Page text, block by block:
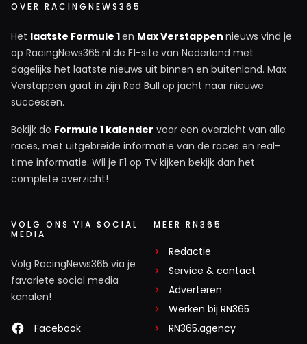
OVER RACINGNEWS365
Het laatste Formule 1en Max Verstappen nieuws vind je
op RacingNews365.nl de F1-site van Nederland met
dagelijks het laatste nieuws uit binnen en buitenland. Max
Verstappen gaat in zijn Red Bull op jacht naar nieuwe
successen.
Bekijk de Formule 1 kalender voor een overzicht van alle
races, met uitgebreide informatie van de races en real-
time informatie. Wil je F1 op TV kijken bekijk dan het
complete overzicht!
VOLG ONS VIA SOCIAL
MEDIA
Volg RacingNews365 via je
favoriete social media
kanalen!
Facebook
MEER RN365
Redactie
Service & contact
Adverteren
Werken bij RN365
RN365.agency